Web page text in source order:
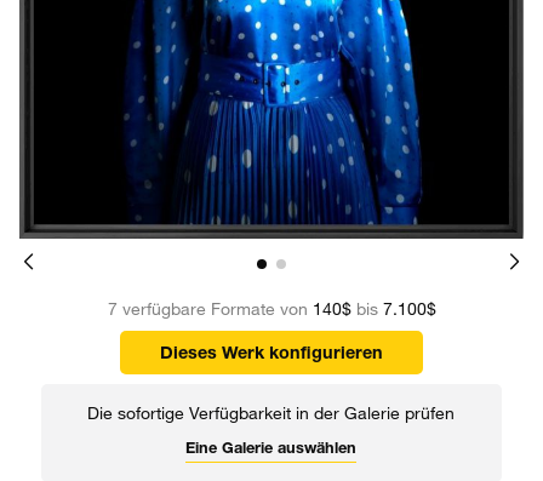
7 verfügbare Formate von 140$bis 7.100$
Dieses Werk konfigurieren
Die sofortige Verfügbarkeit in der Galerie prüfen
Eine Galerie auswählen